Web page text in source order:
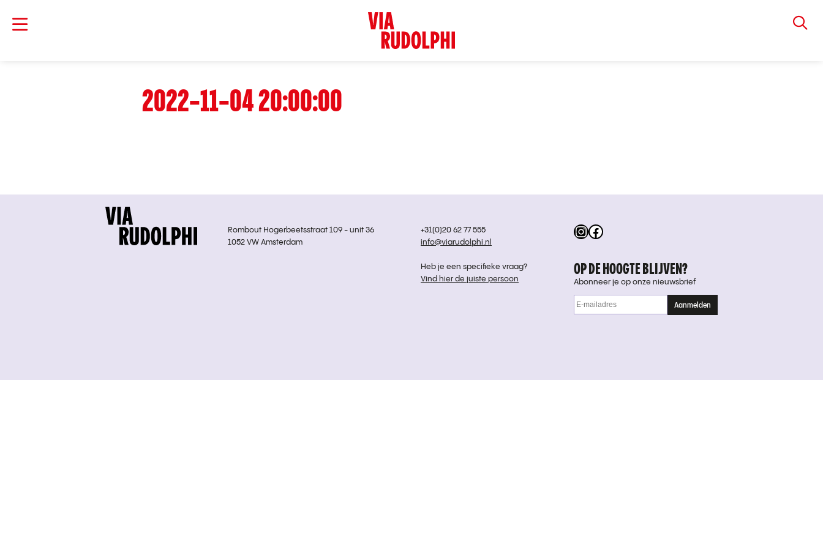
2022-11-04 20:00:00
Instagram
Facebook
Rombout Hogerbeetsstraat 109 - unit 36
1052 VW Amsterdam
+31(0)20 62 77 555
info@viarudolphi.nl
Heb je een specifieke vraag?
Vind hier de juiste persoon
OP DE HOOGTE BLIJVEN?
Abonneer je op onze nieuwsbrief